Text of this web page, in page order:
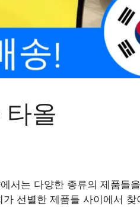
올
서는 다양한 종류의 제품들
선별한 제품들 사이에서 찾